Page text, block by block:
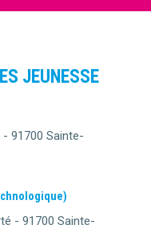
JEUNESSE
91700 Sainte-
- 91700 Sainte-